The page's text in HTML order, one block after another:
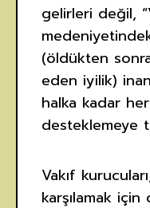
gelirleri değil,
(öldükten
eden iyilik)
halka kadar
desteklemeye
Vakıf
karşılamak için